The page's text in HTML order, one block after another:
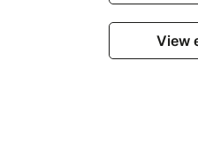
View